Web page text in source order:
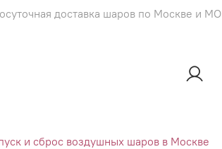
доставка шаров по Москве и МО
и сброс воздушных шаров в Москве